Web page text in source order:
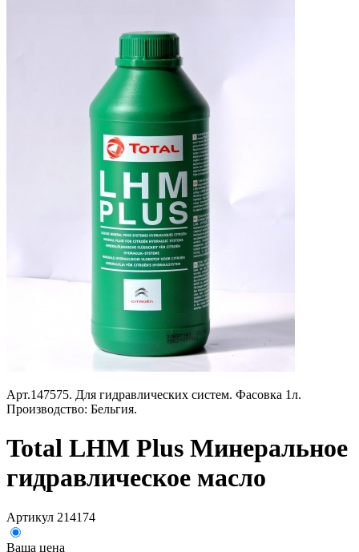
Арт.147575. Для гидравлических систем. Фасовка 1л.
Производство: Бельгия.
Total LHM Plus Минеральное
гидравлическое масло
Артикул 214174
Ваша цена